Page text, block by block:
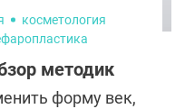
косметология
методик
форму век,